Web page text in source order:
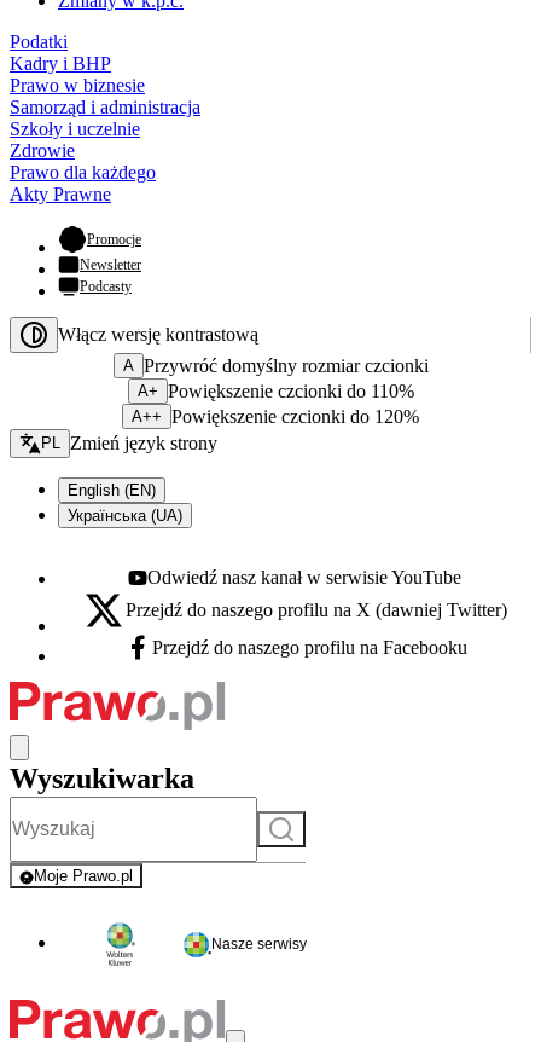
Podatki
Kadry i BHP
Prawo w biznesie
Samorząd i administracja
Szkoły i uczelnie
Zdrowie
Prawo dla każdego
Akty Prawne
Promocje- otwiera się w nowej karcie
Newsletter
Podcasty
Włącz wersję kontrastową
A Przywróć domyślny rozmiar czcionki
A+ Powiększenie czcionki do 110%
A++ Powiększenie czcionki do 120%
Zmień język - bieżący:
PL Zmień język strony
English (EN)
Українська (UA)
Youtube - otwiera się w nowej karcie
Odwiedź nasz kanał w serwisie YouTube
X - otwiera się w nowej karcie
Przejdź do naszego profilu na X (dawniej Twitter)
Facebook - otwiera się w nowej karcie
Przejdź do naszego profilu na Facebooku
Wyszukiwarka
Szukaj
Moje Prawo.pl
- rejestracja i logowanie do serwisu
Nasze serwisy